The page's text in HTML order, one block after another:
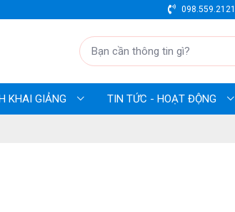
098.559.2121
KHAI GIẢNG TIN TỨC - HOẠT ĐỘNG